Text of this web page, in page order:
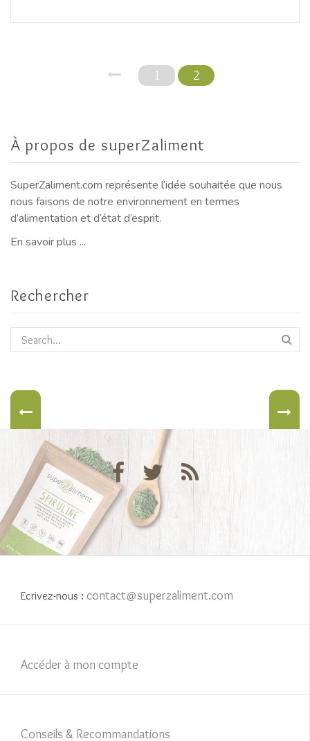
1 2
À propos de superZaliment
SuperZaliment.com représente l’idée souhaitée que nous
nous faisons de notre environnement en termes
d’alimentation et d’état d’esprit.
En savoir plus ...
Rechercher
Ecrivez-nous : contact@superzaliment.com
Accéder à mon compte
Conseils & Recommandations